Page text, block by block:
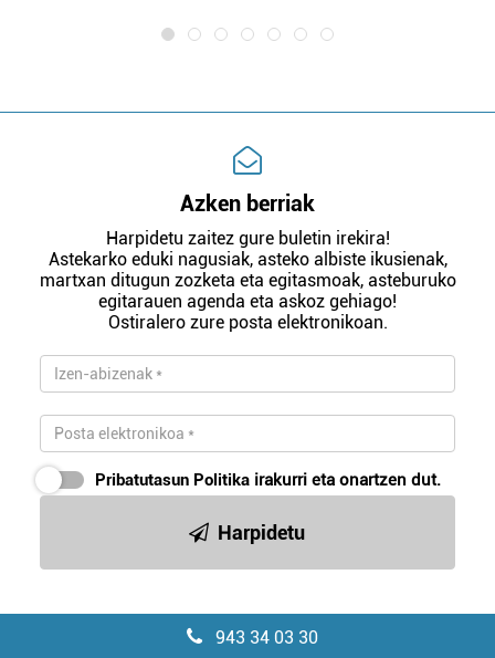
Azken berriak
Harpidetu zaitez gure buletin irekira!
Astekarko eduki nagusiak, asteko albiste ikusienak,
martxan ditugun zozketa eta egitasmoak, asteburuko
egitarauen agenda eta askoz gehiago!
Ostiralero zure posta elektronikoan.
Pribatutasun Politika irakurri eta onartzen dut.
Harpidetu
943 34 03 30